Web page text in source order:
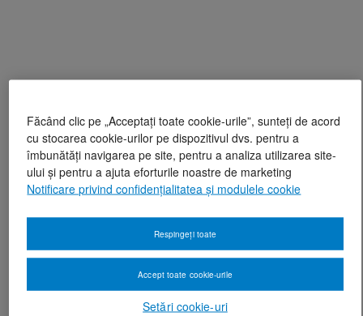
Făcând clic pe „Acceptați toate cookie-urile”, sunteți de acord
cu stocarea cookie-urilor pe dispozitivul dvs. pentru a
îmbunătăți navigarea pe site, pentru a analiza utilizarea site-
ului și pentru a ajuta eforturile noastre de marketing
Notificare privind confidențialitatea și modulele cookie
Setări cookie-uri
Respingeți toate
Accept toate cookie-urile